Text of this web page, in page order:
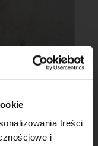
treści
i
żeby pozbyć się
jak najmniejsza,